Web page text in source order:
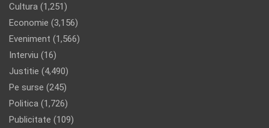
Cultura (1,251)
Economie (3,156)
Eveniment (1,566)
Interviu (16)
Justitie (4,490)
Pe surse (245)
Politica (1,726)
Publicitate (109)